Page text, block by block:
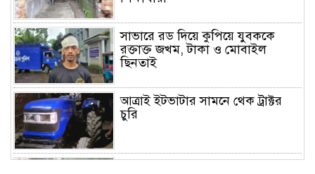
সাভারে রড দিয়ে কুপিয়ে যুবককে
রক্তাক্ত জখম, টাকা ও মোবাইল
ছিনতাই
আত্রাই ইটভাটার সামনে থেক ট্রাক্টর
চুরি